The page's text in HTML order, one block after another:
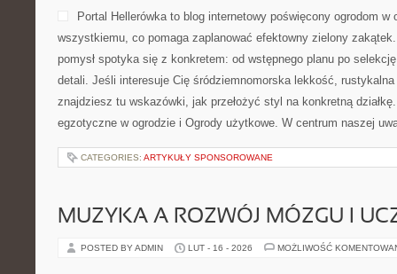
Portal Hellerówka to blog internetowy poświęcony ogrodom
wszystkiemu, co pomaga zaplanować efektowny zielony
pomysł spotyka się z konkretem: od wstępnego planu po
detali. Jeśli interesuje Cię śródziemnomorska lekkość, rustykalna
znajdziesz tu wskazówki, jak przełożyć styl na konkretną
egzotyczne w ogrodzie i Ogrody użytkowe. W centrum naszej
CATEGORIES: ARTYKUŁY SPONSOROWANE
MUZYKA A ROZWÓJ MÓZGU I
POSTED BY ADMIN LUT - 16 - 2026 MOŻLIWOŚĆ